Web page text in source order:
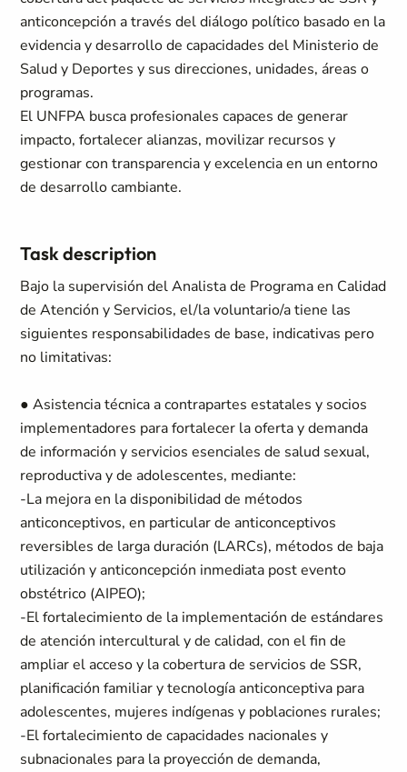
anticoncepción a través del diálogo político basado en la
evidencia y desarrollo de capacidades del Ministerio de
Salud y Deportes y sus direcciones, unidades, áreas o
programas.
El UNFPA busca profesionales capaces de generar
impacto, fortalecer alianzas, movilizar recursos y
gestionar con transparencia y excelencia en un entorno
de desarrollo cambiante.
Task description
Bajo la supervisión del Analista de Programa en Calidad
de Atención y Servicios, el/la voluntario/a tiene las
siguientes responsabilidades de base, indicativas pero
no limitativas:
● Asistencia técnica a contrapartes estatales y socios
implementadores para fortalecer la oferta y demanda
de información y servicios esenciales de salud sexual,
reproductiva y de adolescentes, mediante:
-La mejora en la disponibilidad de métodos
anticonceptivos, en particular de anticonceptivos
reversibles de larga duración (LARCs), métodos de baja
utilización y anticoncepción inmediata post evento
obstétrico (AIPEO);
-El fortalecimiento de la implementación de estándares
de atención intercultural y de calidad, con el fin de
ampliar el acceso y la cobertura de servicios de SSR,
planificación familiar y tecnología anticonceptiva para
adolescentes, mujeres indígenas y poblaciones rurales;
-El fortalecimiento de capacidades nacionales y
subnacionales para la proyección de demanda,